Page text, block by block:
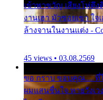
เข้าพาขวัญ เสียงโห่ตึ
งานเฮา มัวซอยเขา ใ
ล้างจานในงานแต่ง -
45 views • 03.08.2569
ขอ กราบ ขอบคุณ.... ที่
ผมแสนชื่นใจ หายวังเว